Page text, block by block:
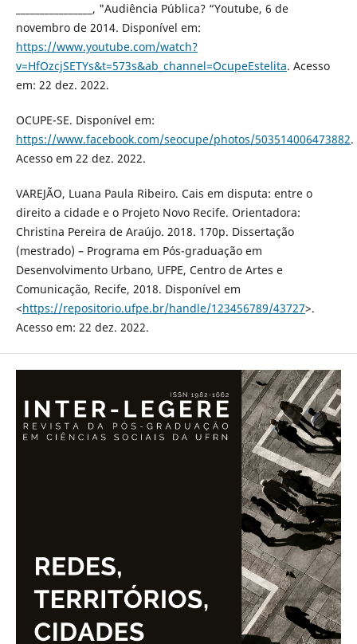
________________, "Audiência Pública? “Youtube, 6 de
novembro de 2014. Disponível em:
https://www.youtube.com/watch?
v=HfOzcjSETYs&t=573s&ab_channel=OcupeEstelita. Acesso
em: 22 dez. 2022.
OCUPE-SE. Disponível em:
https://www.facebook.com/seocupe/photos/503514006473882.
Acesso em 22 dez. 2022.
VAREJÃO, Luana Paula Ribeiro. Cais em disputa: entre o
direito a cidade e o Projeto Novo Recife. Orientadora:
Christina Pereira de Araújo. 2018. 170p. Dissertação
(mestrado) – Programa em Pós-graduação em
Desenvolvimento Urbano, UFPE, Centro de Artes e
Comunicação, Recife, 2018. Disponível em
<https://repositorio.ufpe.br/handle/123456789/43727>.
Acesso em: 22 dez. 2022.